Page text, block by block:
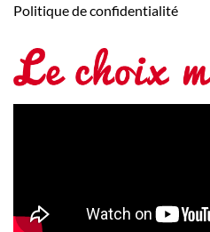
Politique de confidentialité